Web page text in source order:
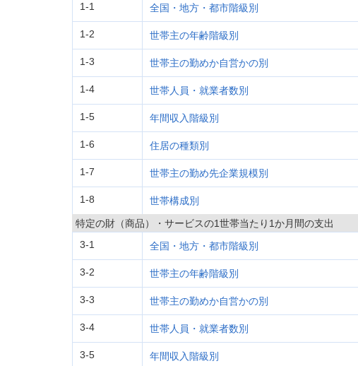
1-1
全国・地方・都市階級別
1-2 世帯主の年齢階級別
1-3 世帯主の勤めか自営かの別
1-4 世帯人員・就業者数別
1-5 年間収入階級別
1-6 住居の種類別
1-7 世帯主の勤め先企業規模別
1-8 世帯構成別
特定の財（商品）・サービスの1世帯当たり1か月間の支出
3-1
全国・地方・都市階級別
3-2 世帯主の年齢階級別
3-3 世帯主の勤めか自営かの別
3-4 世帯人員・就業者数別
3-5 年間収入階級別